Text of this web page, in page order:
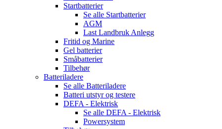
Startbatterier
Se alle Startbatterier
AGM
Last Landbruk Anlegg
Fritid og Marine
Gel batterier
Småbatterier
Tilbehør
Batteriladere
Se alle Batteriladere
Batteri utstyr og testere
DEFA - Elektrisk
Se alle DEFA - Elektrisk
Powersystem